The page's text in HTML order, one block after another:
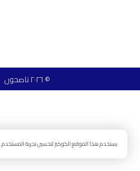
© ٢٠٢٦ ناصحون
يستخدم هذا الموقع الكوكيز لتحسين تجربة المستخدم.